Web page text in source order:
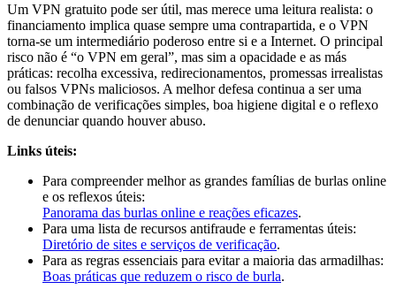
financiamento implica quase sempre uma contrapartida, e o VPN
torna-se um intermediário poderoso entre si e a Internet. O principal
risco não é “o VPN em geral”, mas sim a opacidade e as más
práticas: recolha excessiva, redirecionamentos, promessas irrealistas
ou falsos VPNs maliciosos. A melhor defesa continua a ser uma
combinação de verificações simples, boa higiene digital e o reflexo
de denunciar quando houver abuso.
e os reflexos úteis:
Panorama das burlas online e reações eficazes
Para uma lista de recursos antifraude e ferramentas úteis:
Diretório de sites e serviços de verificação.
Para as regras essenciais para evitar a maioria das armadilhas:
Boas práticas que reduzem o risco de burla.